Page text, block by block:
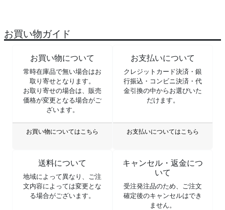
お買い物ガイド
お買い物について
常時在庫品で無い場合はお
取り寄せとなります。
お取り寄せの場合は、販売
価格が変更となる場合がご
ざいます。
お買い物についてはこちら
お支払いについて
クレジットカード決済・銀
行振込・コンビニ決済・代
金引換の中からお選びいた
だけます。
お支払いについてはこちら
送料について
地域によって異なり、ご注
文内容によっては変更とな
る場合がございます。
キャンセル・返金につ
いて
受注発注品のため、ご注文
確定後のキャンセルはでき
ません。